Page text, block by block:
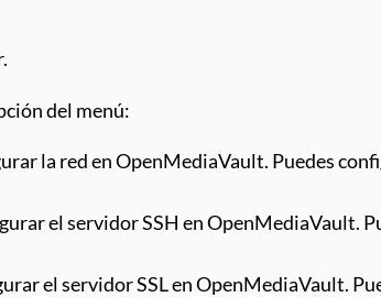
del menú:
la red en OpenMediaVault. Puedes
el servidor SSH en OpenMediaVault.
el servidor SSL en OpenMediaVault.